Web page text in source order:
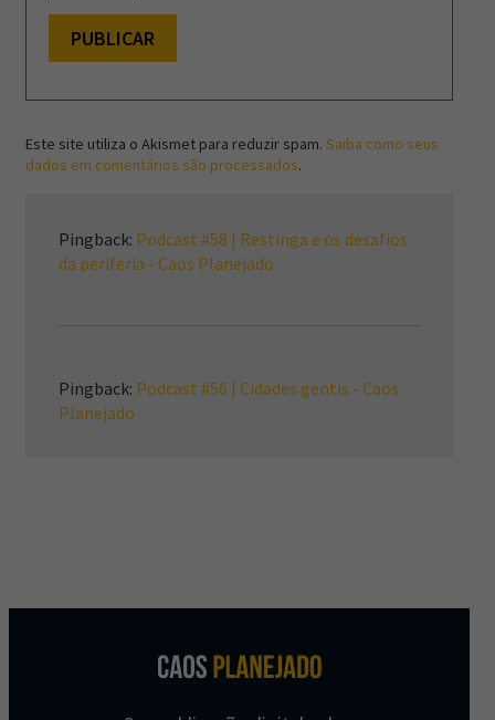
Este site utiliza o Akismet para reduzir spam. Saiba como seus
dados em comentários são processados.
Pingback: Podcast #58 | Restinga e os desafios
da periferia - Caos Planejado
Pingback: Podcast #56 | Cidades gentis - Caos
Planejado